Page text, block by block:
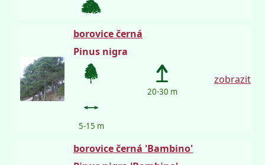
borovice černá
Pinus nigra
20-30 m
5-15 m
zobrazit
borovice černá 'Bambino'